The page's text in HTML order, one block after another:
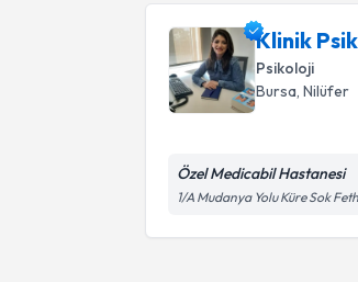
Klinik
Psikoloji
Bursa, Nilüfer
Özel Medicabil Hastanesi
1/A Mudanya Yolu Küre Sok